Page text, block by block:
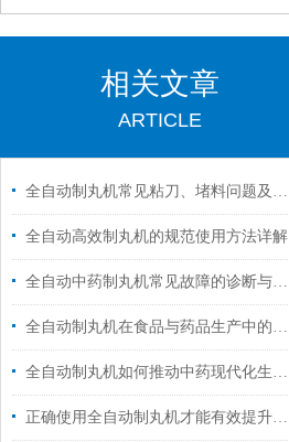
相关文章
ARTICLE
全自动制丸机常见粘刀、堵料问题及快速解决方案
全自动高效制丸机的规范使用方法详解
全自动中药制丸机常见故障的诊断与解决方法分享
全自动制丸机在食品与药品生产中的跨界应用
全自动制丸机如何推动中药现代化生产？
正确使用全自动制丸机才能有效提升药品生产的质量